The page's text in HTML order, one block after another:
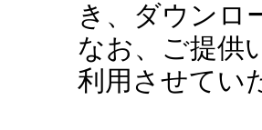
き、ダウンロ
なお、ご提供
利用させてい